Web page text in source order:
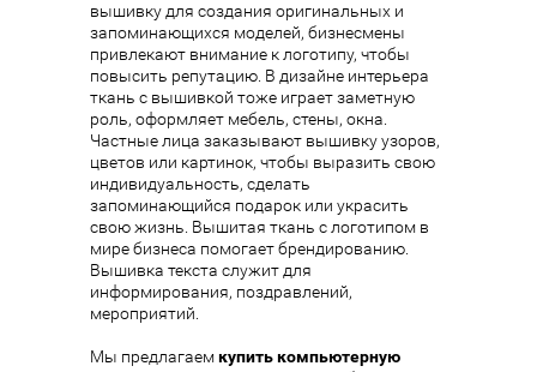
вышивку для создания оригинальных и
запоминающихся моделей, бизнесмены
привлекают внимание к логотипу, чтобы
повысить репутацию. В дизайне интерьера
ткань с вышивкой тоже играет заметную
роль, оформляет мебель, стены, окна.
Частные лица заказывают вышивку узоров,
цветов или картинок, чтобы выразить свою
индивидуальность, сделать
запоминающийся подарок или украсить
свою жизнь. Вышитая ткань с логотипом в
мире бизнеса помогает брендированию.
Вышивка текста служит для
информирования, поздравлений,
мероприятий.
Мы предлагаемкупить компьютерную